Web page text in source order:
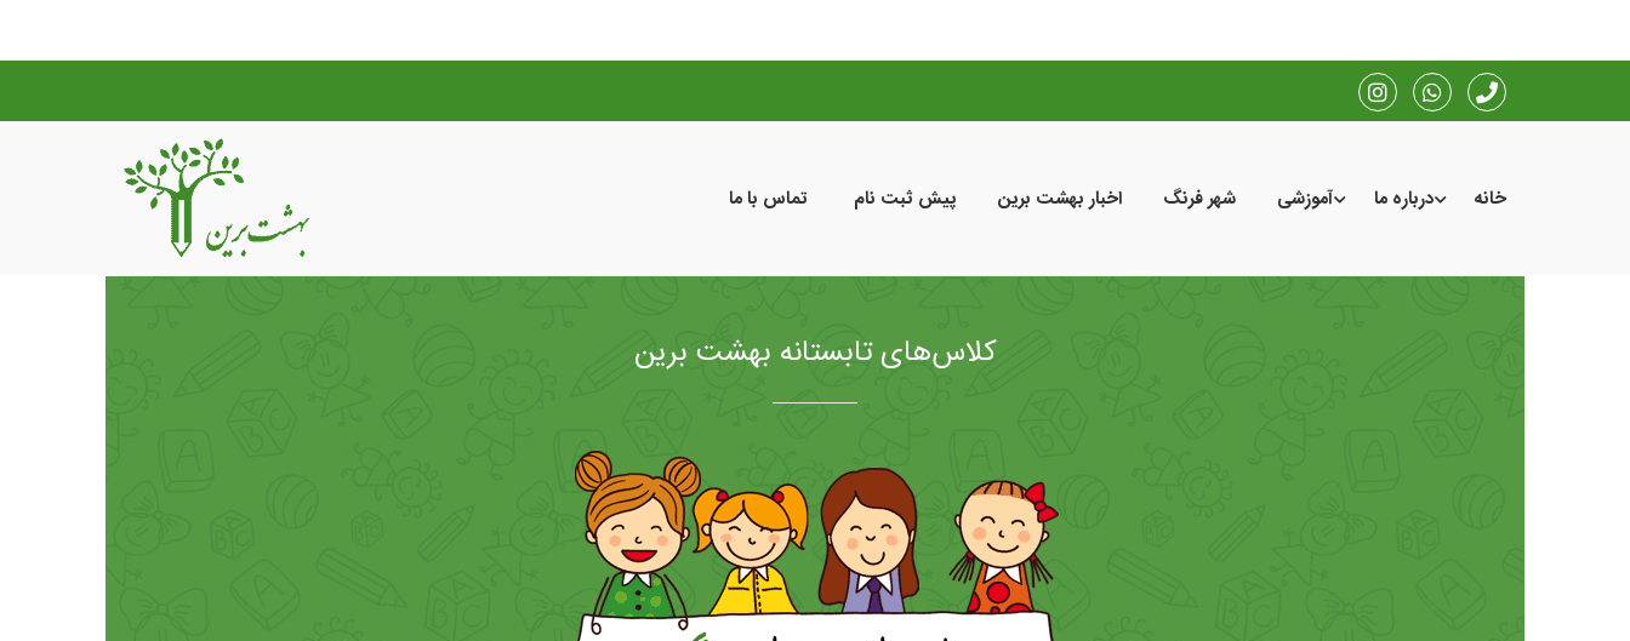
خانه درباره ما آموزشی شهر فرنگ اخبار بهشت برین پیش ثبت نام تماس با ما
کلاس‌های تابستانه بهشت برین